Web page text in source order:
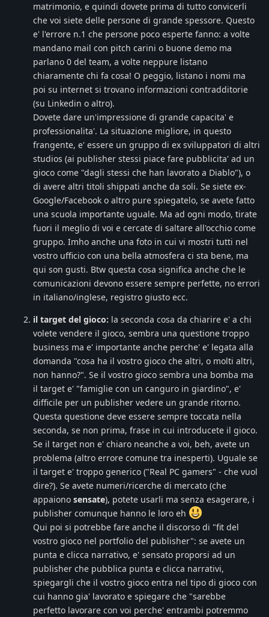
matrimonio, e quindi dovete prima di tutto convicerli
che voi siete delle persone di grande spessore. Questo
e' l'errore n.1 che persone poco esperte fanno: a volte
mandano mail con pitch carini o buone demo ma
parlano 0 del team, a volte neppure listano
chiaramente chi fa cosa! O peggio, listano i nomi ma
poi su internet si trovano informazioni contradditorie
(su Linkedin o altro).
Dovete dare un'impressione di grande capacita' e
professionalita'. La situazione migliore, in questo
frangente, e' essere un gruppo di ex sviluppatori di altri
studios (ai publisher stessi piace fare pubblicita' ad un
gioco come "dagli stessi che han lavorato a Diablo"), o
di avere altri titoli shippati anche da soli. Se siete ex-
Google/Facebook o altro pure spiegatelo, se avete fatto
una scuola importante uguale. Ma ad ogni modo, tirate
fuori il meglio di voi e cercate di saltare all'occhio come
gruppo. Imho anche una foto in cui vi mostri tutti nel
vostro ufficio con una bella atmosfera ci sta bene, ma
qui son gusti. Btw questa cosa significa anche che le
comunicazioni devono essere sempre perfette, no errori
in italiano/inglese, registro giusto ecc.
il target del gioco: la seconda cosa da chiarire e' a chi
volete vendere il gioco, sembra una questione troppo
business ma e' importante anche perche' e' legata alla
domanda "cosa ha il vostro gioco che altri, o molti altri,
non hanno?". Se il vostro gioco sembra una bomba ma
il target e' "famiglie con un canguro in giardino", e'
difficile per un publisher vedere un grande ritorno.
Questa questione deve essere sempre toccata nella
seconda, se non prima, frase in cui introducete il gioco.
Se il target non e' chiaro neanche a voi, beh, avete un
problema (altro errore comune tra inesperti). Uguale se
il target e' troppo generico ("Real PC gamers" - che vuol
dire?). Se avete numeri/ricerche di mercato (che
appaiono sensate), potete usarli ma senza esagerare, i
publisher comunque hanno le loro eh
Qui poi si potrebbe fare anche il discorso di "fit del
vostro gioco nel portfolio del publisher": se avete un
punta e clicca narrativo, e' sensato proporsi ad un
publisher che pubblica punta e clicca narrativi,
spiegargli che il vostro gioco entra nel tipo di gioco con
cui hanno gia' lavorato e spiegare che "sarebbe
perfetto lavorare con voi perche' entrambi potremmo